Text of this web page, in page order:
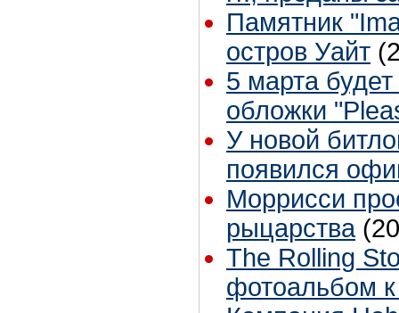
Памятник
остров Уайт
5 марта
обложки
У новой
появился
Моррисси
рыцарства
The Rolling
фотоальбом